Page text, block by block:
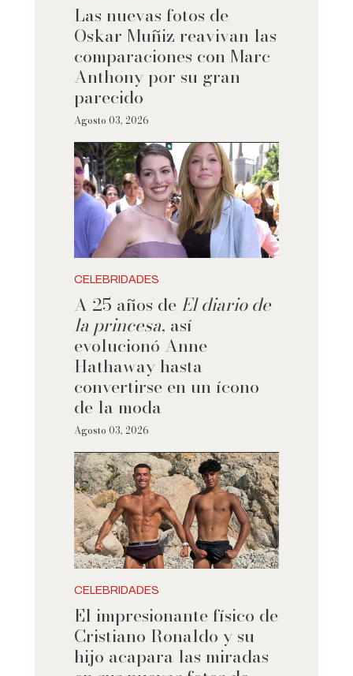
Las nuevas fotos de
Oskar Muñiz reavivan las
comparaciones con Marc
Anthony por su gran
parecido
Agosto 03, 2026
CELEBRIDADES
A 25 años de El diario de
la princesa, así
evolucionó Anne
Hathaway hasta
convertirse en un ícono
de la moda
Agosto 03, 2026
CELEBRIDADES
El impresionante físico de
Cristiano Ronaldo y su
hijo acapara las miradas